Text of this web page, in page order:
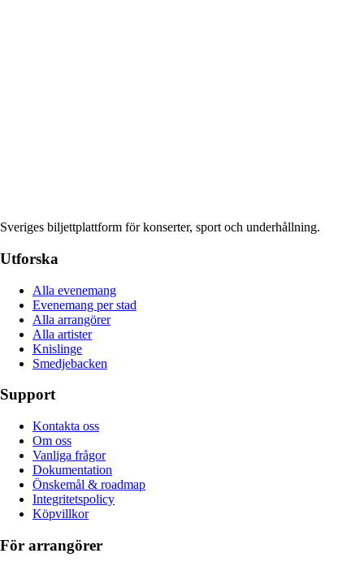
Sveriges biljettplattform för konserter, sport och underhållning.
Utforska
Alla evenemang
Evenemang per stad
Alla arrangörer
Alla artister
Knislinge
Smedjebacken
Support
Kontakta oss
Om oss
Vanliga frågor
Dokumentation
Önskemål & roadmap
Integritetspolicy
Köpvillkor
För arrangörer